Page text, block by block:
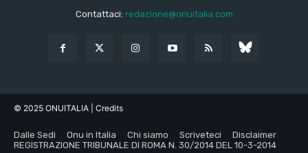
Contattaci: redazione@onuitalia.com
© 2025 ONUITALIA | Credits
Dalle Sedi Onu in Italia Chi siamo Scriveteci
Disclaimer
REGISTRAZIONE TRIBUNALE DI ROMA N. 30/2014 DEL 10-3-2014